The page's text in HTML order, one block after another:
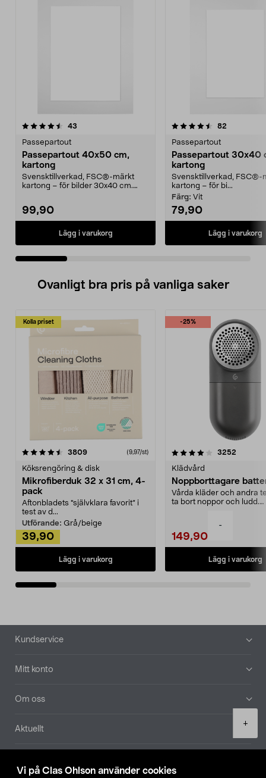
Vi på Clas Ohlson använder cookies
-
+
43
Passepartout
Passepartout 40x50 cm,
kartong
Svensktillverkad, FSC®-märkt
kartong – för bilder 30x40 cm.
99,90
Lägg i varukorg
4.5 av 5 stjärnor 82
Passepartout
Passepartout 30x40
kartong
Svensktillverkad, FSC®-
kartong – för bi...
Färg: Vit
79,90
Lägg i varukorg
4.5 av 5 stjärnor
Ovanligt bra pris på vanliga saker
Kolla priset
3809recensioner (9,97/st)
Köksrengöring & disk
Mikrofiberduk 32 x 31 cm, 4-
pack
Aftonbladets "självklara favorit” i
test av d...
Utförande: Grå/beige
39,90
Lägg i varukorg
-25%
4.0av 5 stjärnor 3252
Klädvård
Noppborttagare
Vårda kläder och andra
ta bort noppor och ludd.
149,90
Lägg i varukorg
4.5av 5 stjärnor
Sidfot
Kundservice
Mitt konto
Om oss
Aktuellt